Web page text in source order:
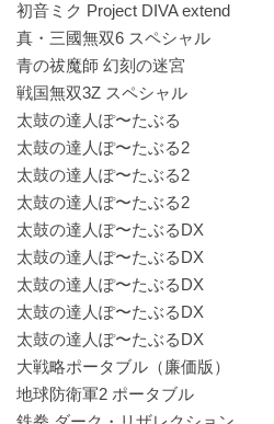
初音ミク Project DIVA extend
真・三國無双6 スペシャル
青の祓魔師 幻刻の迷宮
戦国無双3Z スペシャル
太鼓の達人ぽ〜たぶる
太鼓の達人ぽ〜たぶる2
太鼓の達人ぽ〜たぶる2
太鼓の達人ぽ〜たぶる2
太鼓の達人ぽ〜たぶるDX
太鼓の達人ぽ〜たぶるDX
太鼓の達人ぽ〜たぶるDX
太鼓の達人ぽ〜たぶるDX
太鼓の達人ぽ〜たぶるDX
大戦略ポータブル（廉価版）
地球防衛軍2 ポータブル